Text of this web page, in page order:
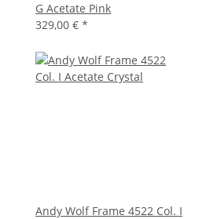
G Acetate Pink
329,00 € *
Andy Wolf Frame 4522 Col. I